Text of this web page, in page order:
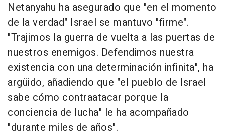
Netanyahu ha asegurado que "en el momento
de la verdad" Israel se mantuvo "firme".
"Trajimos la guerra de vuelta a las puertas de
nuestros enemigos. Defendimos nuestra
existencia con una determinación infinita", ha
argüido, añadiendo que "el pueblo de Israel
sabe cómo contraatacar porque la
conciencia de lucha" le ha acompañado
"durante miles de años".